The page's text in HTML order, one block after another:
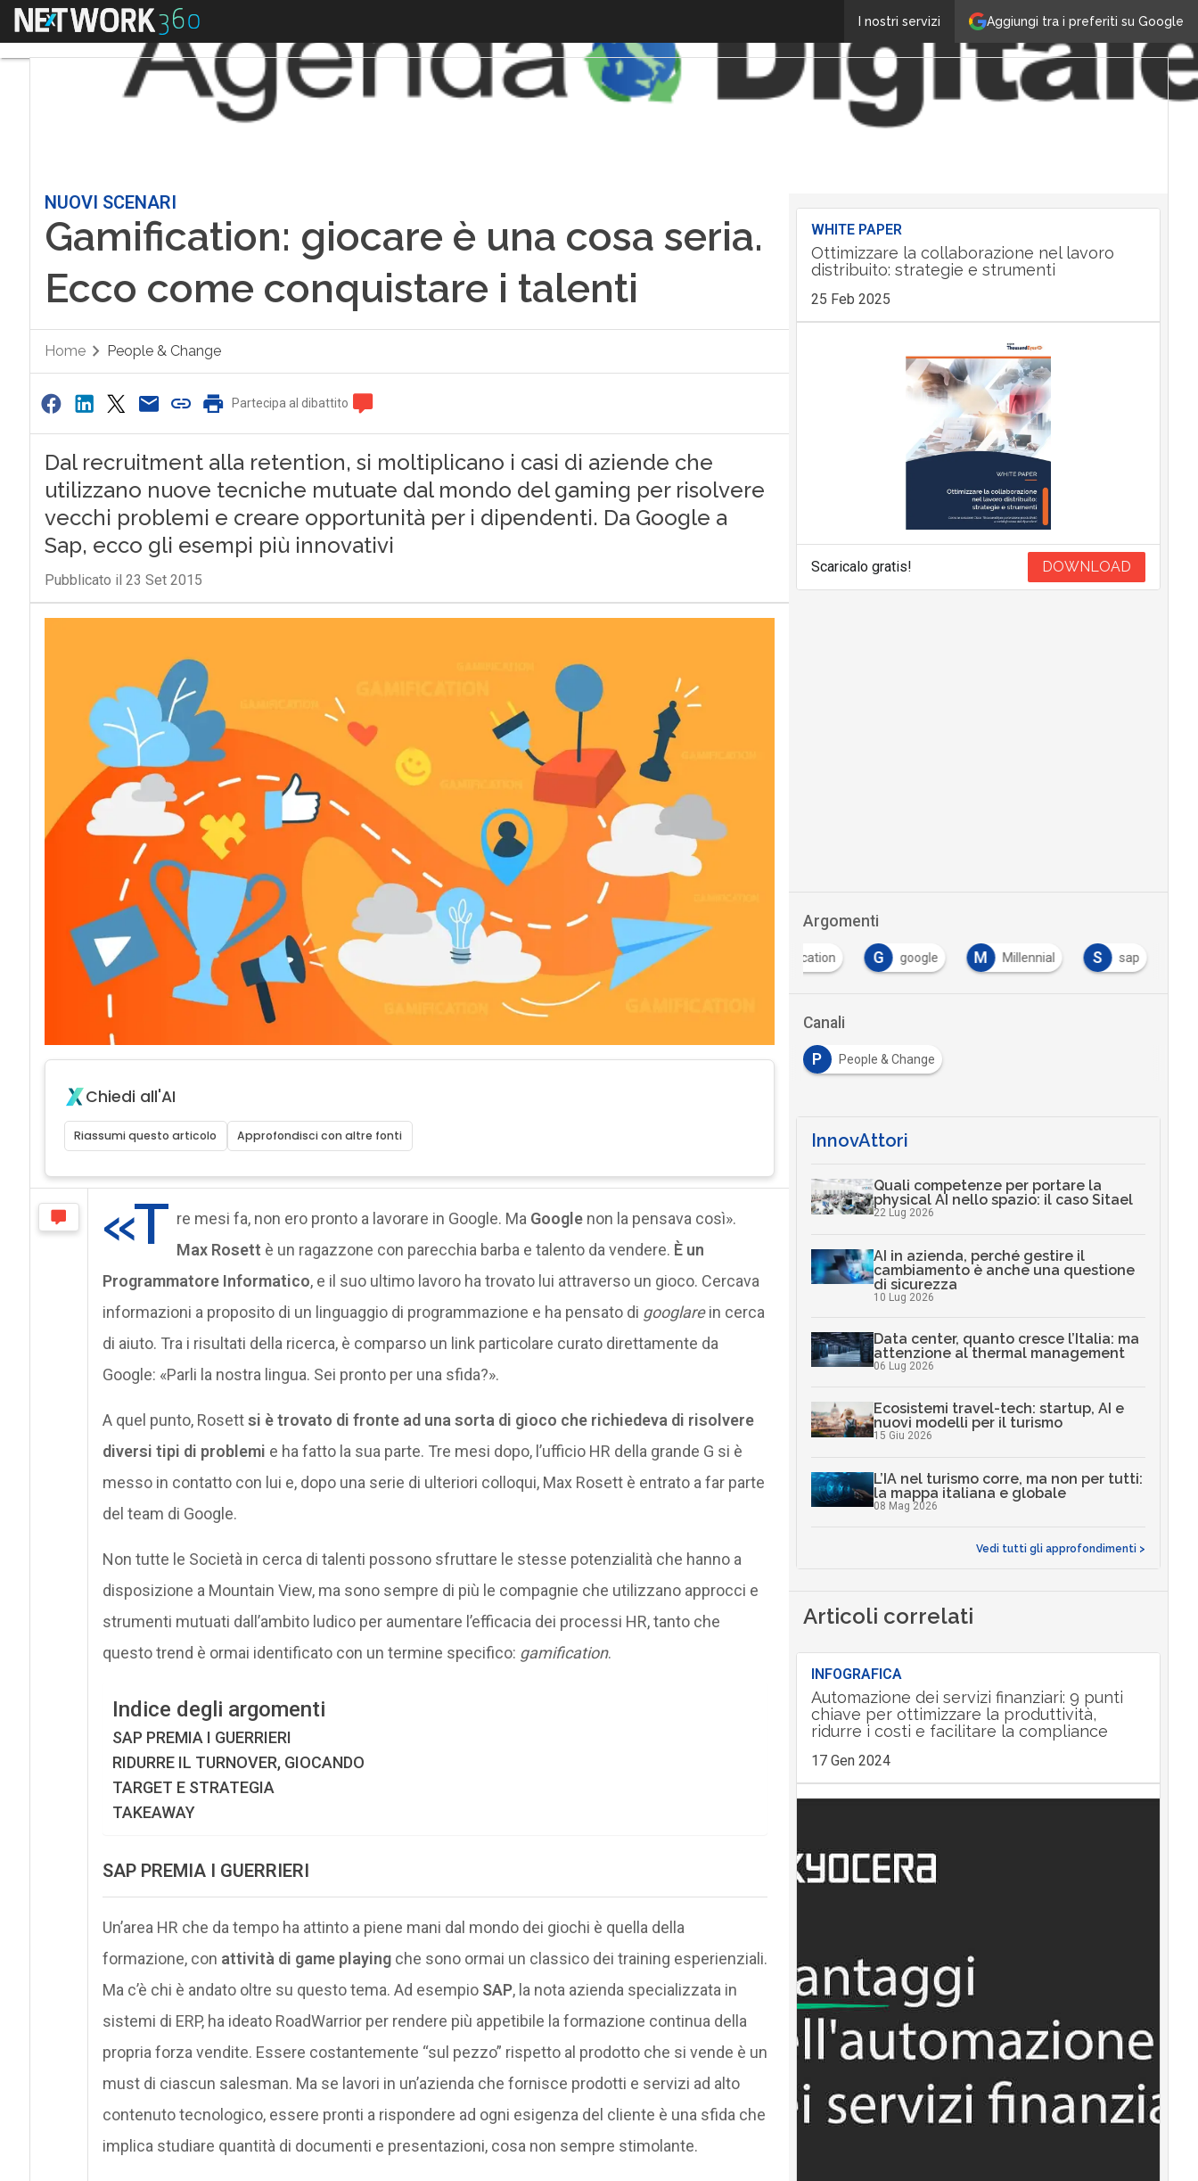
Aggiungi tra i preferiti su Google
I nostri servizi
Menu
NUOVI SCENARI
Gamification: giocare è una cosa seria.
Ecco come conquistare i talenti
Home People & Change
Partecipa al dibattito
Dal recruitment alla retention, si moltiplicano i casi di aziende che
utilizzano nuove tecniche mutuate dal mondo del gaming per risolvere
vecchi problemi e creare opportunità per i dipendenti. Da Google a
Sap, ecco gli esempi più innovativi
Pubblicato il 23 Set 2015
Chiedi all'AI
Riassumi questo articolo Approfondisci con altre fonti
«T re mesi fa, non ero pronto a lavorare in Google. Ma Googlenon la pensava così».
Max Rosett è un ragazzone con parecchia barba e talento da vendere. È un
Programmatore Informatico, e il suo ultimo lavoro ha trovato lui attraverso un gioco. Cercava
informazioni a proposito di un linguaggio di programmazione e ha pensato di googlarein cerca
di aiuto. Tra i risultati della ricerca, è comparso un link particolare curato direttamente da
Google: «Parli la nostra lingua. Sei pronto per una sfida?».
A quel punto, Rosettsi è trovato di fronte ad una sorta di gioco che richiedeva di risolvere
diversi tipi di problemi e ha fatto la sua parte. Tre mesi dopo, l’ufficio HR della grande G si è
messo in contatto con lui e, dopo una serie di ulteriori colloqui, Max Rosett è entrato a far parte
del team di Google.
Non tutte le Società in cerca di talenti possono sfruttare le stesse potenzialità che hanno a
disposizione a Mountain View, ma sono sempre di più le compagnie che utilizzano approcci e
strumenti mutuati dall’ambito ludico per aumentare l’efficacia dei processi HR, tanto che
questo trend è ormai identificato con un termine specifico: gamification.
Indice degli argomenti
SAP PREMIA I GUERRIERI
RIDURRE IL TURNOVER, GIOCANDO
TARGET E STRATEGIA
TAKEAWAY
SAP PREMIA I GUERRIERI
Un’area HR che da tempo ha attinto a piene mani dal mondo dei giochi è quella della
formazione, con attività di game playingche sono ormai un classico dei training esperienziali.
Ma c’è chi è andato oltre su questo tema. Ad esempio SAP, la nota azienda specializzata in
sistemi di ERP, ha ideato RoadWarrior per rendere più appetibile la formazione continua della
propria forza vendite. Essere costantemente “sul pezzo” rispetto al prodotto che si vende è un
must di ciascun salesman. Ma se lavori in un’azienda che fornisce prodotti e servizi ad alto
contenuto tecnologico, essere pronti a rispondere ad ogni esigenza del cliente è una sfida che
implica studiare quantità di documenti e presentazioni, cosa non sempre stimolante.
WHITE PAPER
Ottimizzare la collaborazione nel lavoro
distribuito: strategie e strumenti
25 Feb 2025
Scaricalo gratis! DOWNLOAD
Argomenti
gamification G google M Millennial S sap
Canali
P People & Change
InnovAttori
Quali competenze per portare la
physical AI nello spazio: il caso Sitael
22 Lug 2026
AI in azienda, perché gestire il
cambiamento è anche una questione
di sicurezza
10 Lug 2026
Data center, quanto cresce l’Italia: ma
attenzione al thermal management
06 Lug 2026
Ecosistemi travel-tech: startup, AI e
nuovi modelli per il turismo
15 Giu 2026
L’IA nel turismo corre, ma non per tutti:
la mappa italiana e globale
08 Mag 2026
Vedi tutti gli approfondimenti >
Articoli correlati
INFOGRAFICA
Automazione dei servizi finanziari: 9 punti
chiave per ottimizzare la produttività,
ridurre i costi e facilitare la compliance
17 Gen 2024